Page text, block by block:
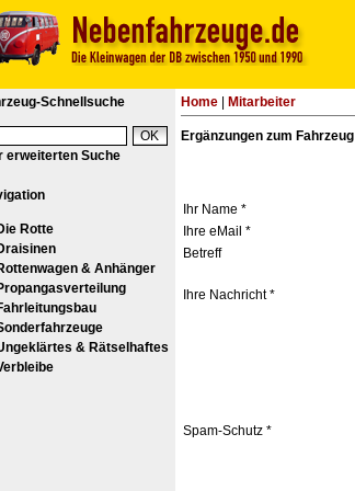
Schnellsuche
erweiterten Suche
Rotte
& Anhänger
& Rätselhaftes
Home| Mitarbeiter
Ergänzungen zum Fahrzeug
Ihr Name *
Ihre eMail *
Betreff
Ihre Nachricht *
Spam-Schutz *